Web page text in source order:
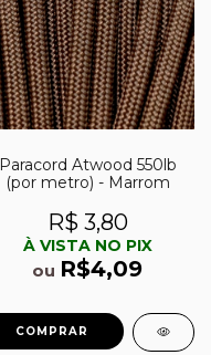
Paracord Atwood 550lb
(por metro) - Marrom
R$ 3,80
À VISTA NO PIX
ou R$4,09